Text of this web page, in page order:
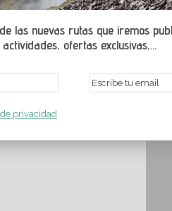
las nuevas rutas que iremos
ofertas exclusivas,...
privacidad